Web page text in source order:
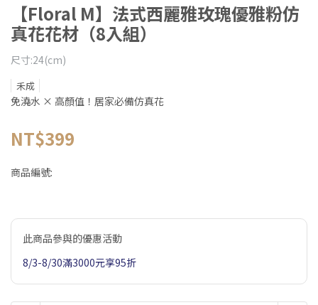
【Floral M】法式西麗雅玫瑰優雅粉仿
真花花材（8入組）
尺寸:24(cm)
禾成
免澆水 × 高顏值！居家必備仿真花
NT$399
商品編號:
此商品參與的優惠活動
8/3-8/30滿3000元享95折